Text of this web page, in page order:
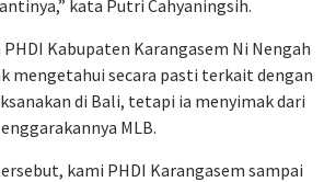
kata Putri Cahyaningsih.
Kabupaten Karangasem Ni Nengah
mengetahui secara pasti terkait dengan
di Bali, tetapi ia menyimak dari
MLB.
kami PHDI Karangasem sampai